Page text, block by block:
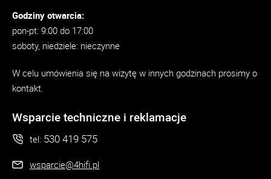
Godziny otwarcia:
pon-pt: 9:00 do 17:00
soboty, niedziele: nieczynne
W celu umówienia się na wizytę w innych godzinach prosimy o
kontakt.
Wsparcie techniczne i reklamacje
tel: 530 419 575
wsparcie@4hifi.pl